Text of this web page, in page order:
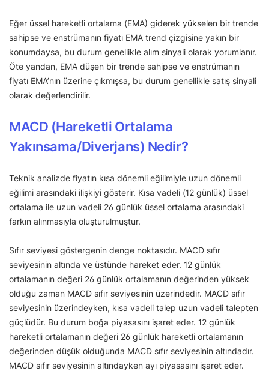
Eğer üssel hareketli ortalama (EMA) giderek yükselen bir trende
sahipse ve enstrümanın fiyatı EMA trend çizgisine yakın bir
konumdaysa, bu durum genellikle alım sinyali olarak yorumlanır.
Öte yandan, EMA düşen bir trende sahipse ve enstrümanın
fiyatı EMA’nın üzerine çıkmışsa, bu durum genellikle satış sinyali
olarak değerlendirilir.
MACD (Hareketli Ortalama
Yakınsama/Diverjans) Nedir?
Teknik analizde fiyatın kısa dönemli eğilimiyle uzun dönemli
eğilimi arasındaki ilişkiyi gösterir. Kısa vadeli (12 günlük) üssel
ortalama ile uzun vadeli 26 günlük üssel ortalama arasındaki
farkın alınmasıyla oluşturulmuştur.
Sıfır seviyesi göstergenin denge noktasıdır. MACD sıfır
seviyesinin altında ve üstünde hareket eder. 12 günlük
ortalamanın değeri 26 günlük ortalamanın değerinden yüksek
olduğu zaman MACD sıfır seviyesinin üzerindedir. MACD sıfır
seviyesinin üzerindeyken, kısa vadeli talep uzun vadeli talepten
güçlüdür. Bu durum boğa piyasasını işaret eder. 12 günlük
hareketli ortalamanın değeri 26 günlük hareketli ortalamanın
değerinden düşük olduğunda MACD sıfır seviyesinin altındadır.
MACD sıfır seviyesinin altındayken ayı piyasasını işaret eder.